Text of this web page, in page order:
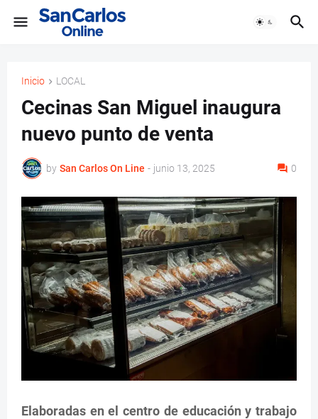
Inicio LOCAL
Cecinas San Miguel inaugura
nuevo punto de venta
by San Carlos On Line - junio 13, 2025 0
Elaboradas en el centro de educación y trabajo